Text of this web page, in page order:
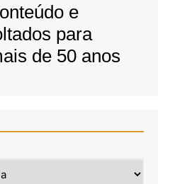
e
para
de 50 anos